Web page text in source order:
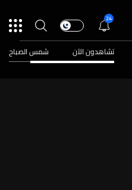
24
تشاهدون الآن شمس الصباح